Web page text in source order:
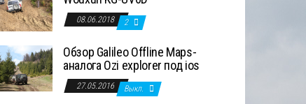
08.06.2018 2
Обзор Galileo Offline Maps-
аналога Ozi explorer под ios
27.05.2016 Выкл.